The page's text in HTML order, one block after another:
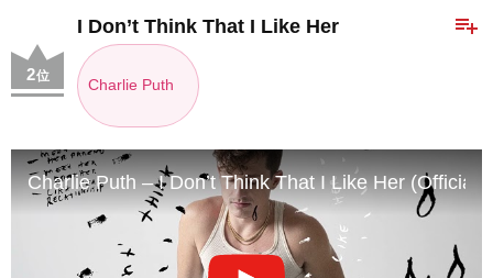
playlist_add
I Don’t Think That I Like Her
Charlie Puth
2位
Charlie Puth – I Don’t Think That I Like Her (Official